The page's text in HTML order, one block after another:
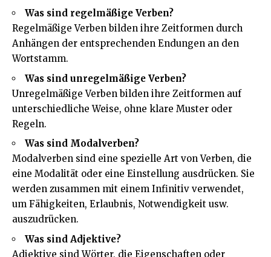
Was sind regelmäßige Verben?
Regelmäßige Verben bilden ihre Zeitformen durch
Anhängen der entsprechenden Endungen an den
Wortstamm.
Was sind unregelmäßige Verben?
Unregelmäßige Verben bilden ihre Zeitformen auf
unterschiedliche Weise, ohne klare Muster oder
Regeln.
Was sind Modalverben?
Modalverben sind eine spezielle Art von Verben, die
eine Modalität oder eine Einstellung ausdrücken. Sie
werden zusammen mit einem Infinitiv verwendet,
um Fähigkeiten, Erlaubnis, Notwendigkeit usw.
auszudrücken.
Was sind Adjektive?
Adjektive sind Wörter, die Eigenschaften oder